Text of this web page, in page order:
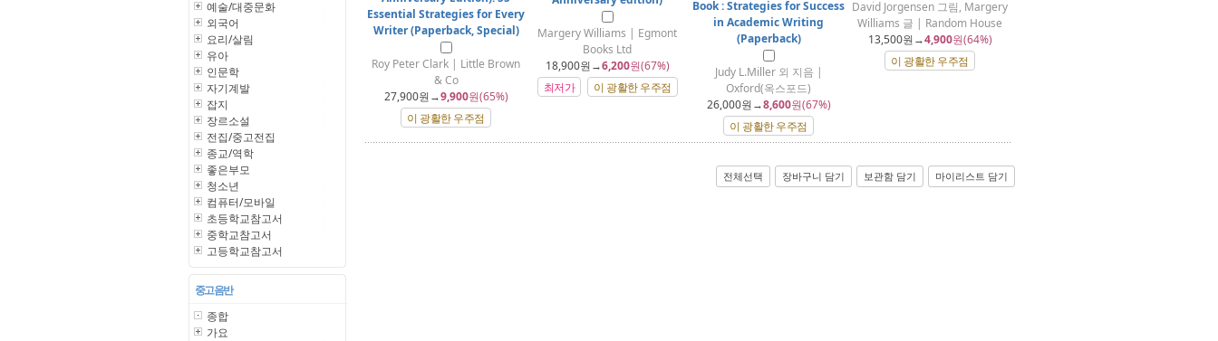
예술/대중문화
외국어
요리/살림
유아
인문학
자기계발
잡지
장르소설
전집/중고전집
종교/역학
좋은부모
청소년
컴퓨터/모바일
초등학교참고서
중학교참고서
고등학교참고서
중고 음반
종합
가요
Essential Strategies for Every
Writer (Paperback, Special)
Roy Peter Clark | Little Brown
& Co
27,900원→9,900원(65%)
이 광활한 우주점
Margery Williams | Egmont
Books Ltd
18,900원→6,200원(67%)
최저가
이 광활한 우주점
Book : Strategies for Success
in Academic Writing
(Paperback)
Judy L.Miller 외 지음 |
Oxford(옥스포드)
26,000원→8,600원(67%)
이 광활한 우주점
David Jorgensen 그림, Margery
Williams 글 | Random House
13,500원→4,900원(64%)
이 광활한 우주점
전체선택 장바구니 담기 보관함 담기 마이리스트 담기